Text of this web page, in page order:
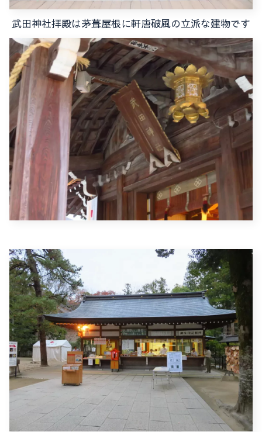
武田神社拝殿は茅葺屋根に軒唐破風の立派な建物です